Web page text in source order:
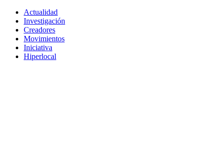
Actualidad
Investigación
Creadores
Movimientos
Iniciativa
Hiperlocal